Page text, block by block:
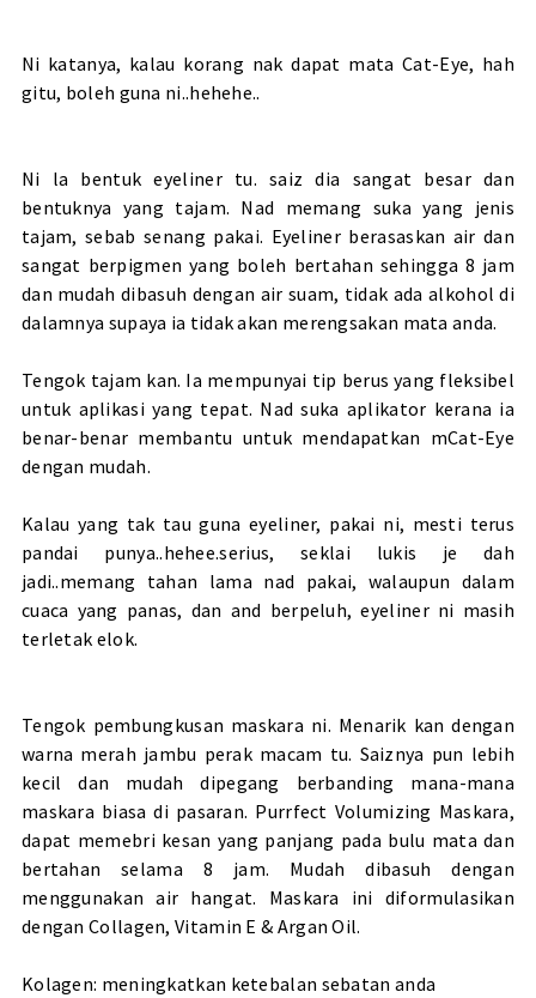
Ni katanya, kalau korang nak dapat mata Cat-Eye, hah
gitu, boleh guna ni..hehehe..
Ni la bentuk eyeliner tu. saiz dia sangat besar dan
bentuknya yang tajam. Nad memang suka yang jenis
tajam, sebab senang pakai. Eyeliner berasaskan air dan
sangat berpigmen yang boleh bertahan sehingga 8 jam
dan mudah dibasuh dengan air suam, tidak ada alkohol di
dalamnya supaya ia tidak akan merengsakan mata anda.
Tengok tajam kan. Ia mempunyai tip berus yang fleksibel
untuk aplikasi yang tepat. Nad suka aplikator kerana ia
benar-benar membantu untuk mendapatkan mCat-Eye
dengan mudah.
Kalau yang tak tau guna eyeliner, pakai ni, mesti terus
pandai punya..hehee.serius, seklai lukis je dah
jadi..memang tahan lama nad pakai, walaupun dalam
cuaca yang panas, dan and berpeluh, eyeliner ni masih
terletak elok.
Tengok pembungkusan maskara ni. Menarik kan dengan
warna merah jambu perak macam tu. Saiznya pun lebih
kecil dan mudah dipegang berbanding mana-mana
maskara biasa di pasaran. Purrfect Volumizing Maskara,
dapat memebri kesan yang panjang pada bulu mata dan
bertahan selama 8 jam. Mudah dibasuh dengan
menggunakan air hangat. Maskara ini diformulasikan
dengan Collagen, Vitamin E & Argan Oil.
Kolagen: meningkatkan ketebalan sebatan anda